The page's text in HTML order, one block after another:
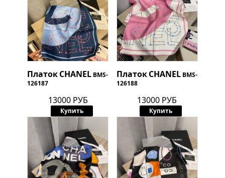
ПлатокCHANEL BMS-
126187
13000 РУБ
Купить
Платок CHANEL BMS-
126188
13000 РУБ
Купить